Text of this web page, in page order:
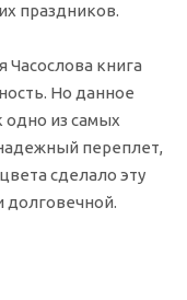
праздников.
Часослова книга
Но данное
одно из самых
переплет,
сделало эту
долговечной.